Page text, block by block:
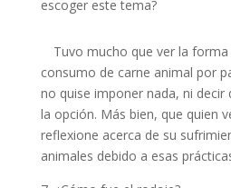
escoger este tema?
Tuvo mucho que ver la
consumo de carne animal por
no quise imponer nada, ni decir
la opción. Más bien, que quien
reflexione acerca de su
animales debido a esas